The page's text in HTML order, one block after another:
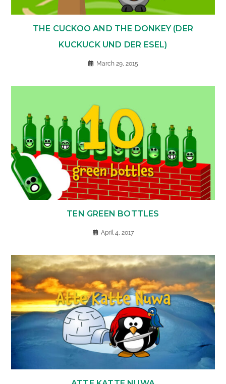
THE CUCKOO AND THE DONKEY (DER
KUCKUCK UND DER ESEL)
March 29, 2015
TEN GREEN BOTTLES
April 4, 2017